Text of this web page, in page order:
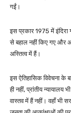
गईं।
इस प्रकार 1975 में इंदिरा
से बहाल नहीं किए गए और
अस्तित्व में हैं।
इस ऐतिहासिक विवेचना के
ही नहीं, प्रांतीय
वास्तव में हैं नहीं। वहाँ भी